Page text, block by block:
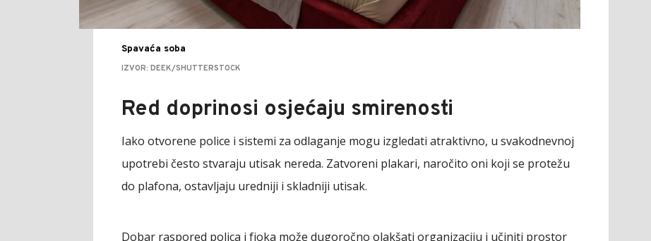
Spavaća soba
IZVOR: DEEK/SHUTTERSTOCK
Red doprinosi osjećaju smirenosti
Iako otvorene police i sistemi za odlaganje mogu izgledati atraktivno, u svakodnevnoj
upotrebi često stvaraju utisak nereda. Zatvoreni plakari, naročito oni koji se protežu
do plafona, ostavljaju uredniji i skladniji utisak.
Dobar raspored polica i fioka može dugoročno olakšati organizaciju i učiniti prostor